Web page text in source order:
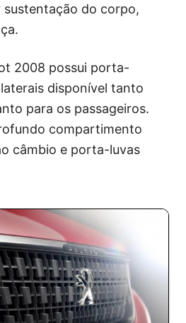
do corpo,
2008 possui porta-
disponível tanto
para os passageiros.
compartimento
câmbio e porta-luvas